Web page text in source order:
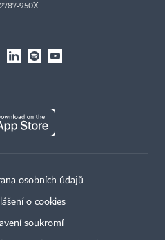
950X
osobních údajů
o cookies
soukromí